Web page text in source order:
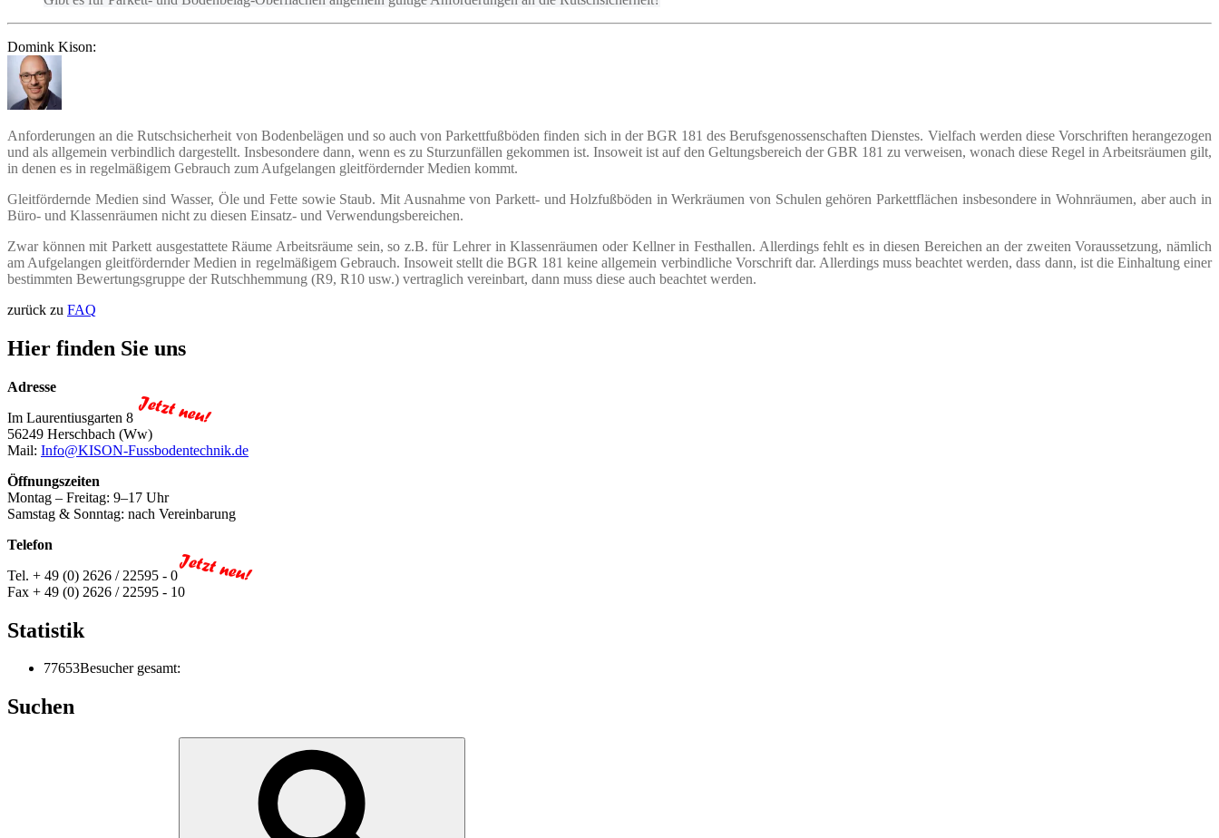
Domink Kison:
Anforderungen an die Rutschsicherheit von Bodenbelägen und so auch von Parkettfußböden finden sich in der BGR 181 des Berufsgenossenschaften Dienstes. Vielfach werden diese Vorschriften herangezogen
und als allgemein verbindlich dargestellt. Insbesondere dann, wenn es zu Sturzunfällen gekommen ist. Insoweit ist auf den Geltungsbereich der GBR 181 zu verweisen, wonach diese Regel in Arbeitsräumen gilt,
in denen es in regelmäßigem Gebrauch zum Aufgelangen gleitfördernder Medien kommt.
Gleitfördernde Medien sind Wasser, Öle und Fette sowie Staub. Mit Ausnahme von Parkett- und Holzfußböden in Werkräumen von Schulen gehören Parkettflächen insbesondere in Wohnräumen, aber auch in
Büro- und Klassenräumen nicht zu diesen Einsatz- und Verwendungsbereichen.
Zwar können mit Parkett ausgestattete Räume Arbeitsräume sein, so z.B. für Lehrer in Klassenräumen oder Kellner in Festhallen. Allerdings fehlt es in diesen Bereichen an der zweiten Voraussetzung, nämlich
am Aufgelangen gleitfördernder Medien in regelmäßigem Gebrauch. Insoweit stellt die BGR 181 keine allgemein verbindliche Vorschrift dar. Allerdings muss beachtet werden, dass dann, ist die Einhaltung einer
bestimmten Bewertungsgruppe der Rutschhemmung (R9, R10 usw.) vertraglich vereinbart, dann muss diese auch beachtet werden.
zurück zu FAQ
Hier finden Sie uns
Adresse
Im Laurentiusgarten 8
56249 Herschbach (Ww)
Mail: Info@KISON-Fussbodentechnik.de
Öffnungszeiten
Montag – Freitag: 9–17 Uhr
Samstag & Sonntag: nach Vereinbarung
Telefon
Tel. + 49 (0) 2626 / 22595 - 0
Fax + 49 (0) 2626 / 22595 - 10
Statistik
77653Besucher gesamt:
Suchen